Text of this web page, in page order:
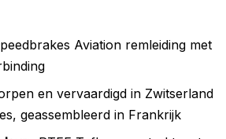
Aviation remleiding met
en vervaardigd in Zwitserland
geassembleerd in Frankrijk